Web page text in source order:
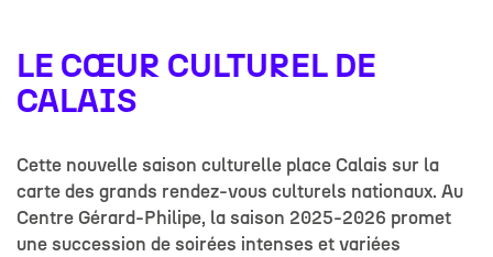
LE CŒUR CULTUREL DE
CALAIS
Cette nouvelle saison culturelle place Calais sur la
carte des grands rendez-vous culturels nationaux. Au
Centre Gérard-Philipe, la saison 2025-2026 promet
une succession de soirées intenses et variées